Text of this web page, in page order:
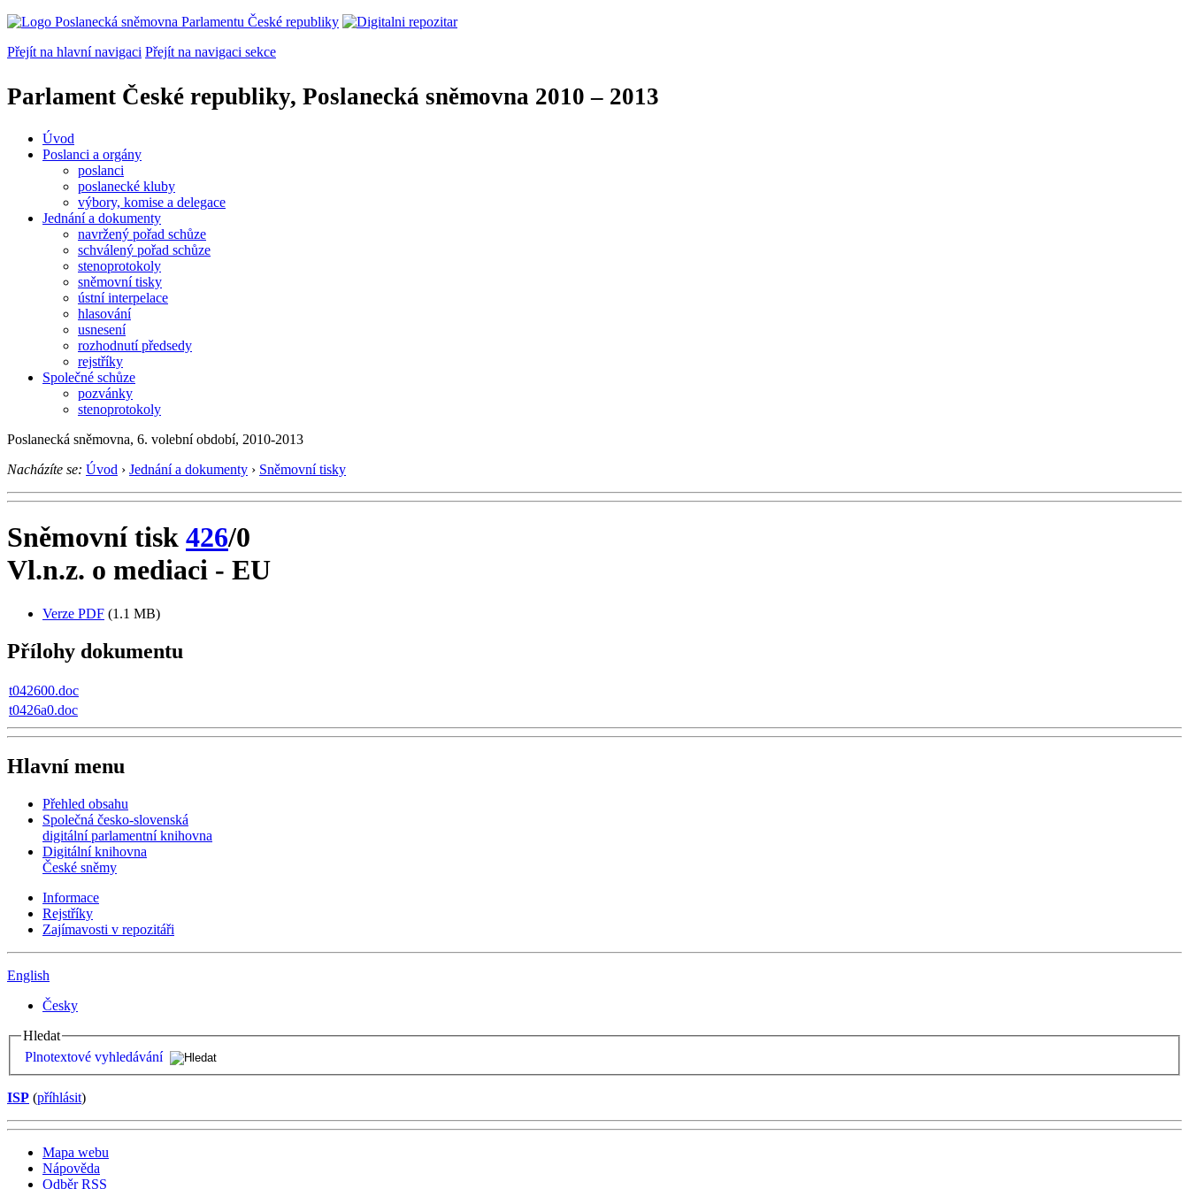
Přejít na hlavní navigaci Přejít na navigaci sekce
Parlament České republiky, Poslanecká sněmovna 2010 – 2013
Úvod
Poslanci a orgány
poslanci
poslanecké kluby
výbory, komise a delegace
Jednání a dokumenty
navržený pořad schůze
schválený pořad schůze
stenoprotokoly
sněmovní tisky
ústní interpelace
hlasování
usnesení
rozhodnutí předsedy
rejstříky
Společné schůze
pozvánky
stenoprotokoly
Poslanecká sněmovna, 6. volební období, 2010-2013
Nacházíte se: Úvod › Jednání a dokumenty › Sněmovní tisky
Sněmovní tisk 426/0
Vl.n.z. o mediaci - EU
Verze PDF (1.1 MB)
Přílohy dokumentu
t042600.doc
t0426a0.doc
Hlavní menu
Přehled obsahu
Společná česko-slovenská
digitální parlamentní knihovna
Digitální knihovna
České sněmy
Informace
Rejstříky
Zajímavosti v repozitáři
English
Česky
Hledat
Plnotextové vyhledávání
ISP (příhlásit)
Mapa webu
Nápověda
Odběr RSS